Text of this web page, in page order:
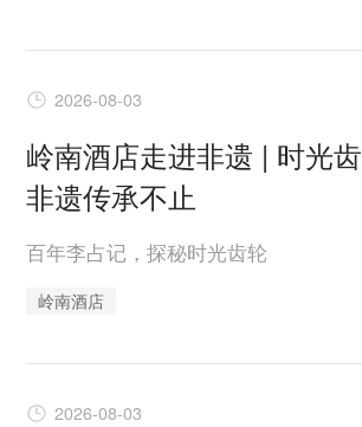
2026-08-03
岭南酒店走进非遗 | 时光
非遗传承不止
百年李占记，探秘时光齿轮
岭南酒店
2026-08-03